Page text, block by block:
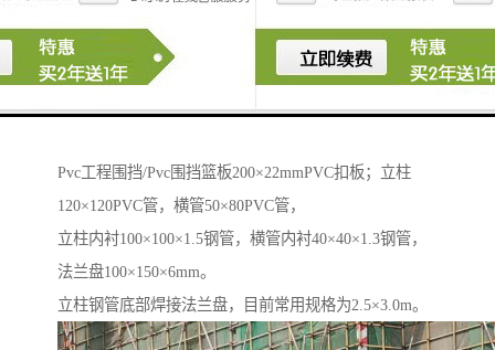
工。围挡沿线设置红灯或者隔段用安全反光锥用于夜间
警示。
制作工艺及规格：其组成部分有：篮板、立柱、横管、
立柱内衬、横管内衬、法兰盘。
Pvc工程围挡/Pvc围挡篮板200×22mmPVC扣板；立柱
120×120PVC管，横管50×80PVC管，
立柱内衬100×100×1.5钢管，横管内衬40×40×1.3钢管，
法兰盘100×150×6mm。
立柱钢管底部焊接法兰盘，目前常用规格为2.5×3.0m。